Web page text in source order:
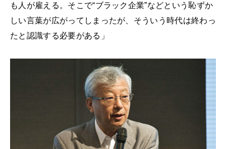
も人が雇える。そこで“ブラック企業”などという恥ずか
しい言葉が広がってしまったが、そういう時代は終わっ
たと認識する必要がある」